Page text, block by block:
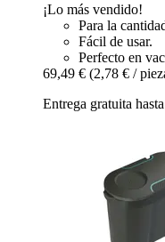
¡Lo más vendido!
Para la
Fácil de usar.
Perfecto en
69,49 € (2,78 € /
Entrega gratuita